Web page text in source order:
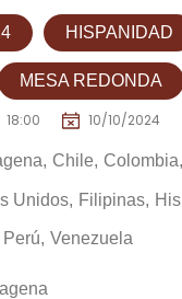
HISPANIDAD
MESA REDONDA
18:00 10/10/2024
Chile Colombia
Unidos Filipinas
Perú Venezuela